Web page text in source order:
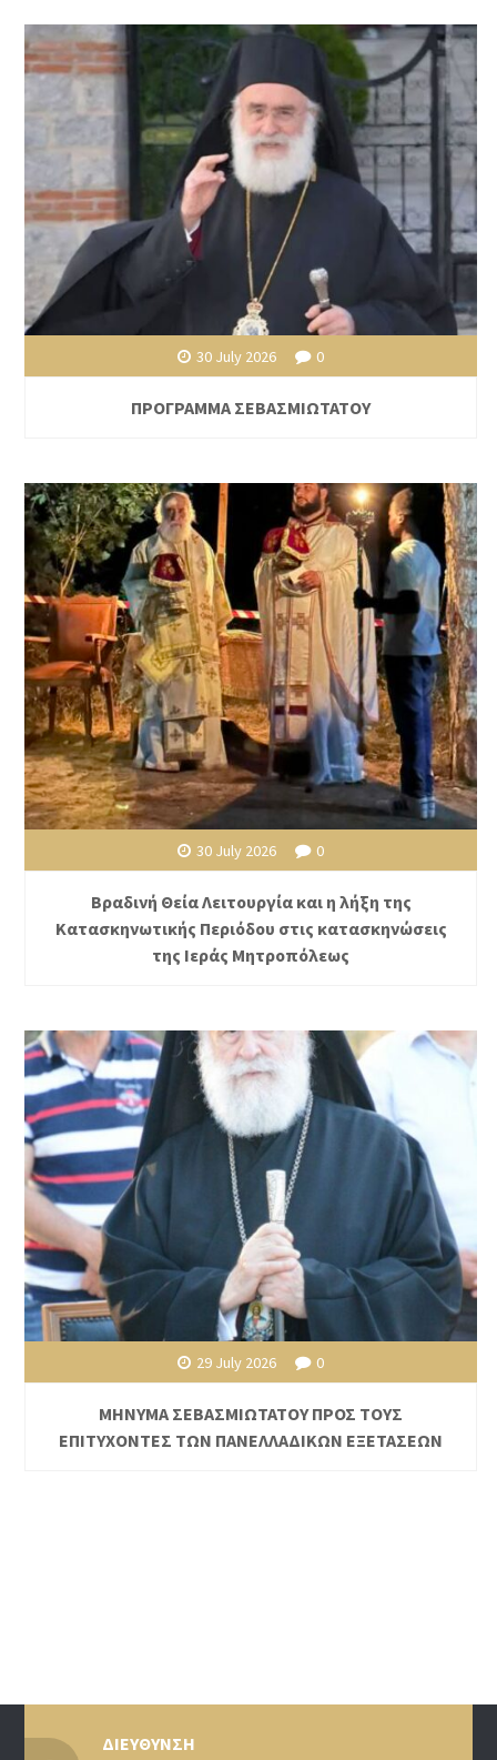
30 July 2026 0
ΠΡΟΓΡΑΜΜΑ ΣΕΒΑΣΜΙΩΤΑΤΟΥ
30 July 2026 0
Βραδινή Θεία Λειτουργία και η λήξη της
Κατασκηνωτικής Περιόδου στις κατασκηνώσεις
της Ιεράς Μητροπόλεως
29 July 2026 0
ΜΗΝΥΜΑ ΣΕΒΑΣΜΙΩΤΑΤΟΥ ΠΡΟΣ ΤΟΥΣ
ΕΠΙΤΥΧΟΝΤΕΣ ΤΩΝ ΠΑΝΕΛΛΑΔΙΚΩΝ ΕΞΕΤΑΣΕΩΝ
ΔΙΕΥΘΥΝΣΗ